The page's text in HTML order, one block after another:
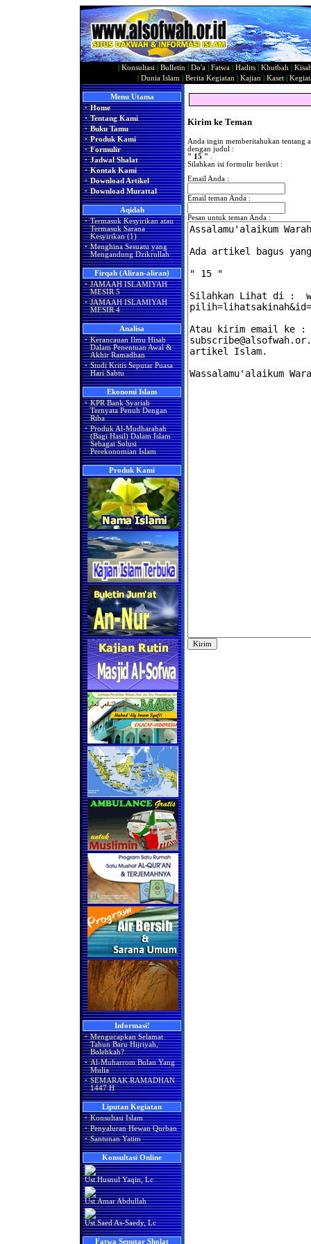
Konsultasi Bulletin Do'a Fatwa Hadits Khutbah
Dunia Islam Berita Kegiatan Kajian Kaset|
Menu Utama
· Home
· Tentang Kami
· Buku Tamu
· Produk Kami
· Formulir
· Jadwal Shalat
· Kontak Kami
· Download Artikel
· Download Murattal
Aqidah
· Termasuk Kesyirikan atau
Termasuk Sarana
Kesyirikan (1)
· Menghina Sesuatu yang
Mengandung Dzikrullah
Firqah (Aliran-aliran)
· JAMAAH ISLAMIYAH
MESIR 5
· JAMAAH ISLAMIYAH
MESIR 4
Analisa
· Kerancauan Ilmu Hisab
Dalam Penentuan Awal &
Akhir Ramadhan
· Studi Kritis Seputar Puasa
Hari Sabtu
Ekonomi Islam
· KPR Bank Syariah
Ternyata Penuh Dengan
Riba
· Produk Al-Mudharabah
(Bagi Hasil) Dalam Islam
Sebagai Solusi
Perekonomian Islam
Produk Kami
Informasi!
· Mengucapkan Selamat
Tahun Baru Hijriyah,
Bolehkah?
· Al-Muharrom Bulan Yang
Mulia
· SEMARAK RAMADHAN
1447 H
Liputan Kegiatan
· Konsultasi Islam
· Penyaluran Hewan Qurban
· Santunan Yatim
Konsultasi Online
Ust.Husnul Yaqin, Lc
Ust.Amar Abdullah
Ust.Saed As-Saedy, Lc
Fatwa Seputar Sholat
Kirim ke Teman
Anda ingin memberitahukan tentang
dengan judul :
" 15 "
Silahkan isi formulir berikut :
Email Anda :
Email teman Anda :
Pesan untuk teman Anda :